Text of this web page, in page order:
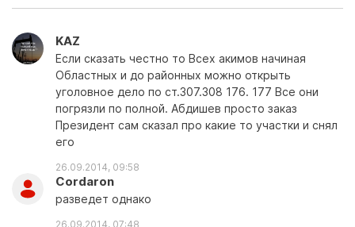
KAZ
Если сказать честно то Всех акимов начиная
Областных и до районных можно открыть
уголовное дело по ст.307.308 176. 177 Все они
погрязли по полной. Абдишев просто заказ
Президент сам сказал про какие то участки и снял
его
26.09.2014, 09:58
Cordaron
разведет однако
26.09.2014, 07:48